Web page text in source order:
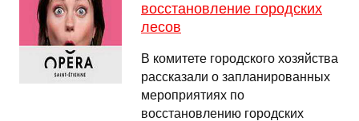
восстановление городских
лесов
В комитете городского хозяйства
рассказали о запланированных
мероприятиях по
восстановлению городских